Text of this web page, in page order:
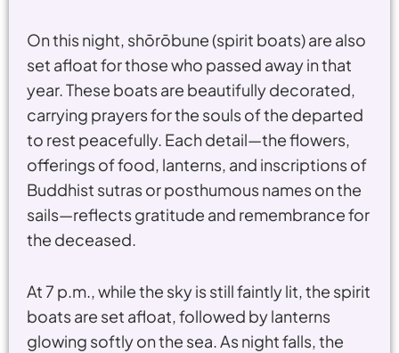
On this night, shōrōbune (spirit boats) are also
set afloat for those who passed away in that
year. These boats are beautifully decorated,
carrying prayers for the souls of the departed
to rest peacefully. Each detail—the flowers,
offerings of food, lanterns, and inscriptions of
Buddhist sutras or posthumous names on the
sails—reflects gratitude and remembrance for
the deceased.
At 7 p.m., while the sky is still faintly lit, the spirit
boats are set afloat, followed by lanterns
glowing softly on the sea. As night falls, the